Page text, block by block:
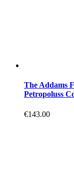
The Addams
Petropoluss
€143.00